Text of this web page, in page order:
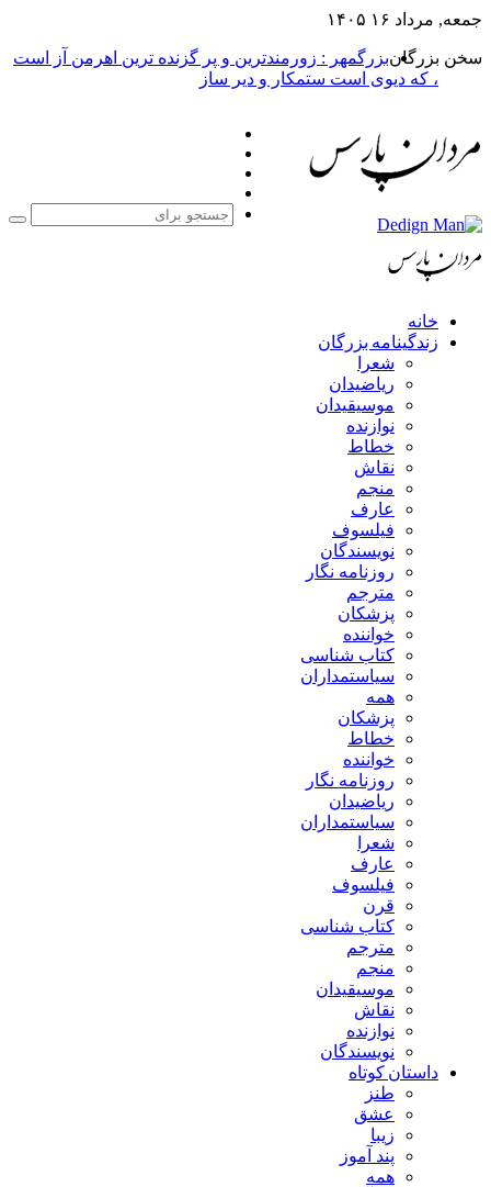
جمعه, مرداد ۱۶ ۱۴۰۵
سخن بزرگانبزرگمهر : زورمندترین و پر گزنده ترین اهرمن آز است
، که دیوی است ستمکار و دیر ساز
خانه
زندگینامه بزرگان
شعرا
ریاضیدان
موسیقیدان
نوازنده
خطاط
نقاش
منجم
عارف
فیلسوف
نویسندگان
روزنامه نگار
مترجم
پزشکان
خواننده
کتاب شناسی
سیاستمداران
همه
پزشکان
خطاط
خواننده
روزنامه نگار
ریاضیدان
سیاستمداران
شعرا
عارف
فیلسوف
قرن
کتاب شناسی
مترجم
منجم
موسیقیدان
نقاش
نوازنده
نویسندگان
داستان کوتاه
طنز
عشق
زیبا
پند آموز
همه